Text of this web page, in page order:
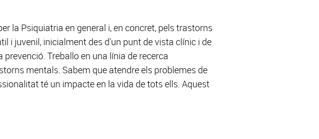
la Psiquiatria en general i, en concret, pels trastorns
i juvenil, inicialment des d'un punt de vista clínic i de
Treballo en una línia de recerca
mentals. Sabem que atendre els problemes de
té un impacte en la vida de tots ells. Aquest